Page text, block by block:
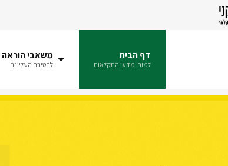
דף הבית
למורי מדעי החקלאות
משאבי הוראה
לחטיבה העליונה